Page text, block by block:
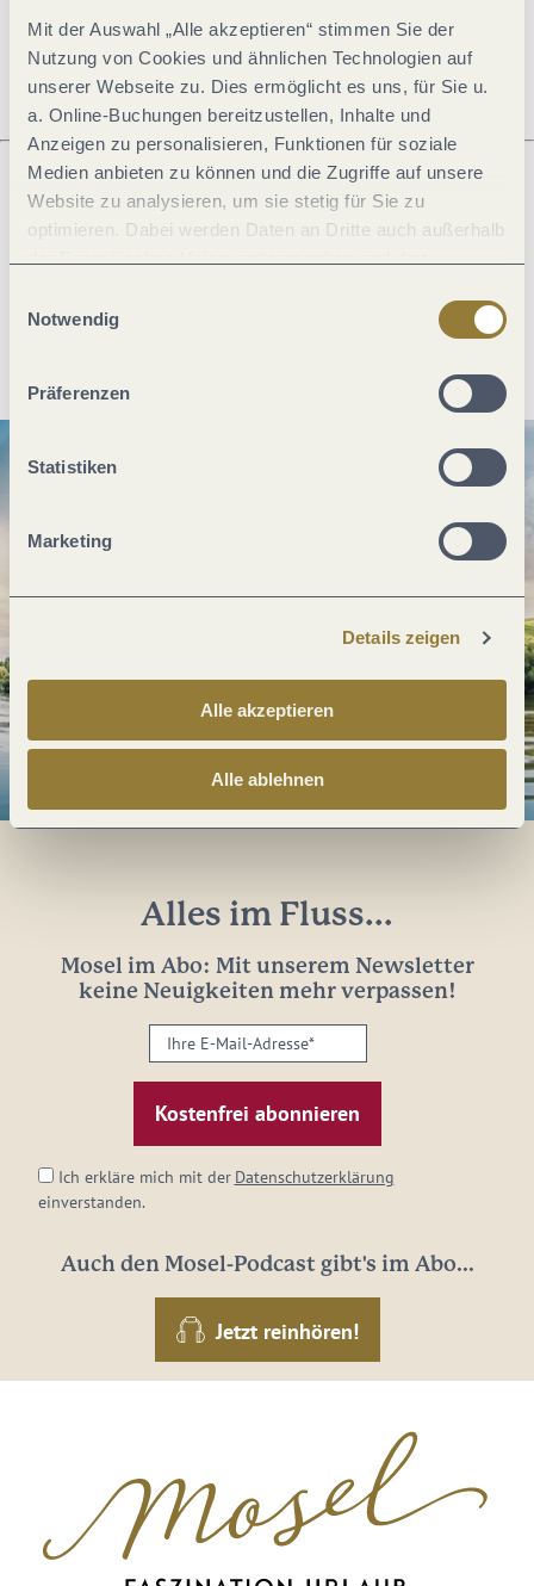
Mit der Auswahl „Alle akzeptieren“ stimmen Sie der
Nutzung von Cookies und ähnlichen Technologien auf
unserer Webseite zu. Dies ermöglicht es uns, für Sie u.
a. Online-Buchungen bereitzustellen, Inhalte und
Anzeigen zu personalisieren, Funktionen für soziale
Medien anbieten zu können und die Zugriffe auf unsere
Website zu analysieren, um sie stetig für Sie zu
optimieren. Dabei werden Daten an Dritte auch außerhalb
jederzeit widerrufen werden. Mit der Auswahl "Alle
ablehnen" kann es zu Beeinträchtigungen in der Nutzung
Notwendig
Präferenzen
Statistiken
Marketing
Details zeigen
Alle akzeptieren
Alle ablehnen
Öffnungszeiten
Was möchtest du als nächstes tun?
PDF erzeugen
Alles im Fluss...
Mosel im Abo: Mit unserem Newsletter
keine Neuigkeiten mehr verpassen!
Ihre
E-
Mail-
Adresse:
Ich erkläre mich mit der Datenschutzerklärung
einverstanden.
Auch den Mosel-Podcast gibt's im Abo...
Jetzt reinhören!